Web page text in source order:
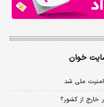
خوان
ملی شد
خارج از کشور؟